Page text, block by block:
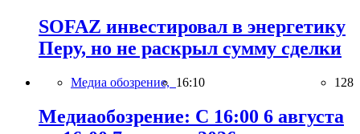
SOFAZ инвестировал в энергетику
Перу, но не раскрыл сумму сделки
Медиа обозрение, 16:10 128
Медиаобозрение: С 16:00 6 августа